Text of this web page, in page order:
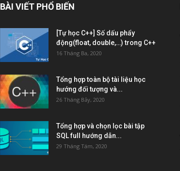
BÀI VIẾT PHỔ BIẾN
[Tự học C++] Số dấu phẩy
động(float, double,…) trong C++
16 Tháng Ba, 2020
Tổng hợp toàn bộ tài liệu học
hướng đối tượng và...
26 Tháng Bảy, 2020
Tổng hợp và chọn lọc bài tập
SQL full hướng dẫn...
29 Tháng Tám, 2020